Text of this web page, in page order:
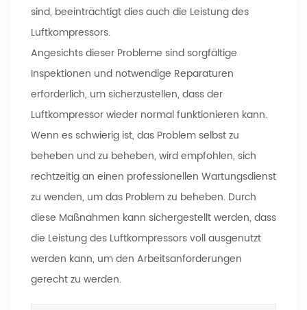
sind, beeinträchtigt dies auch die Leistung des
Luftkompressors.
Angesichts dieser Probleme sind sorgfältige
Inspektionen und notwendige Reparaturen
erforderlich, um sicherzustellen, dass der
Luftkompressor wieder normal funktionieren kann.
Wenn es schwierig ist, das Problem selbst zu
beheben und zu beheben, wird empfohlen, sich
rechtzeitig an einen professionellen Wartungsdienst
zu wenden, um das Problem zu beheben. Durch
diese Maßnahmen kann sichergestellt werden, dass
die Leistung des Luftkompressors voll ausgenutzt
werden kann, um den Arbeitsanforderungen
gerecht zu werden.